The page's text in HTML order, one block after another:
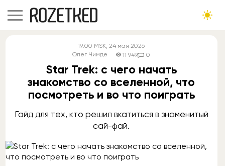
19:00 MSK, 24 мая 2026
Олег Чимде
11 949 0
Star Trek: с чего начать
знакомство со вселенной, что
посмотреть и во что поиграть
Гайд для тех, кто решил вкатиться в знаменитый
сай-фай.